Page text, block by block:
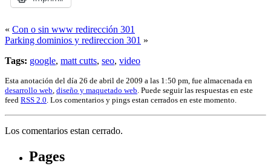
« Con o sin www redirección 301
Parking dominios y redireccion 301 »
Tags: google, matt cutts, seo, video
Esta anotación del día 26 de abril de 2009 a las 1:50 pm, fue almacenada en
desarrollo web diseño y maquetado web . Puede seguir las respuestas en este
feed RSS 2.0 . Los comentarios y pings estan cerrados en este momento.
Los comentarios estan cerrado.
Pages